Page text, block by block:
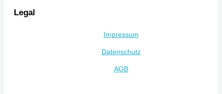
Legal
Impressum
Datenschutz
AGB